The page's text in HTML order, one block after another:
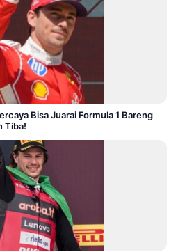
Bisa Juarai Formula 1 Bareng
Tiba!